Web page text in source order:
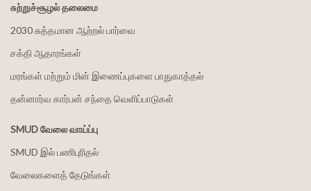
சுற்றுச்சூழல் தலைமை
2030 சுத்தமான ஆற்றல் பார்வை
சக்தி ஆதாரங்கள்
மரங்கள் மற்றும் மின் இணைப்புகளை பாதுகாத்தல்
தன்னார்வ கார்பன் சந்தை வெளிப்பாடுகள்
SMUD வேலை வாய்ப்பு
SMUD இல் பணிபுரிதல்
வேலைகளைத் தேடுங்கள்